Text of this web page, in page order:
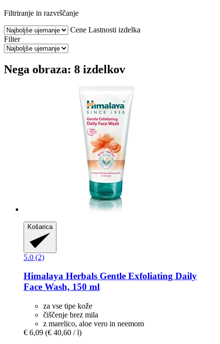
Filtriranje in razvrščanje
Cene Lastnosti izdelka
Filter
Nega obraza: 8 izdelkov
Košarica
5.0 (2)
Himalaya Herbals Gentle Exfoliating Daily
Face Wash, 150 ml
za vse tipe kože
čiščenje brez mila
z marelico, aloe vero in neemom
€ 6,09 (€ 40,60 / l)